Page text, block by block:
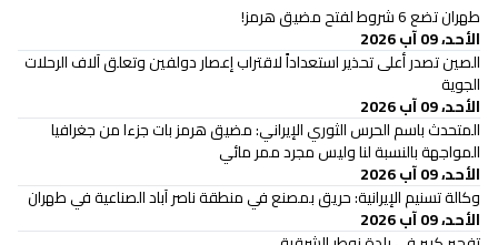
طهران تضع 6 شروط لفتح مضيق هرمز!
الأحد، 09 آب 2026
الصين تصدر أعلى تحذير استعداداً لاقتراب إعصار دولفين وتعلق آلاف الرحلات
الجوية
الأحد، 09 آب 2026
المتحدث باسم الحرس الثوري الإيراني: مضيق هرمز بات جزءا من جغرافيا
المواجهة بالنسبة لنا وليس مجرد ممر مائي
الأحد، 09 آب 2026
وكالة تسنيم الإيرانية: حريق بمصنع في منطقة ناصر آباد الصناعية في طهران
الأحد، 09 آب 2026